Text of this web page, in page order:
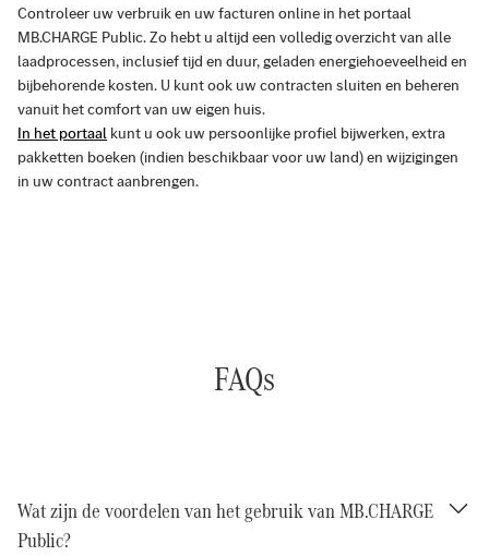
Controleer uw verbruik en uw facturen online in het portaal
MB.CHARGE Public. Zo hebt u altijd een volledig overzicht van alle
laadprocessen, inclusief tijd en duur, geladen energiehoeveelheid en
bijbehorende kosten. U kunt ook uw contracten sluiten en beheren
vanuit het comfort van uw eigen huis.
In het portaal kunt u ook uw persoonlijke profiel bijwerken, extra
pakketten boeken (indien beschikbaar voor uw land) en wijzigingen
in uw contract aanbrengen.
FAQs
Wat zijn de voordelen van het gebruik van MB.CHARGE
Public?